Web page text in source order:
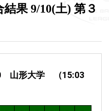
果 9/10(土) 第３
山形大学 （15:03